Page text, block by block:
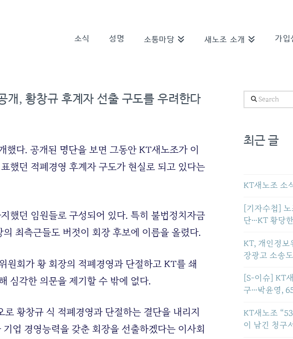
소식 성명 소통마당 새노조 소개 가입
, 황창규 후계자 선출 구도를 우려한다
다. 공개된 명단을 보면 그동안 KT새노조가 이
했던 적폐경영 후계자 구도가 현실로 되고 있다는
했던 임원들로 구성되어 있다. 특히 불법정치자금
최측근들도 버젓이 회장 후보에 이름을 올렸다.
원회가 황 회장의 적폐경영과 단절하고 KT를 쇄
심각한 의문을 제기할 수 밖에 없다.
황창규 식 적폐경영과 단절하는 결단을 내리지
업 경영능력을 갖춘 회장을 선출하겠다는 이사회
Search
최근 글
KT새노조 소
[기자수첩]
단…KT 황당
KT, 개인정보
장광고 소송
[S-이슈] KT
구…박윤영,
KT새노조
이 남긴 청구